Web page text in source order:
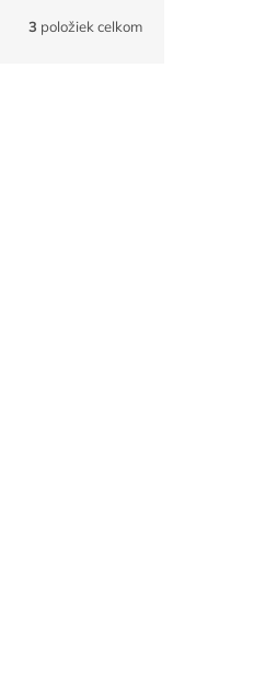
3 položiek celkom